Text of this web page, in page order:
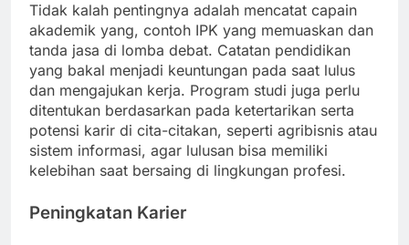
Tidak kalah pentingnya adalah mencatat capain
akademik yang, contoh IPK yang memuaskan dan
tanda jasa di lomba debat. Catatan pendidikan
yang bakal menjadi keuntungan pada saat lulus
dan mengajukan kerja. Program studi juga perlu
ditentukan berdasarkan pada ketertarikan serta
potensi karir di cita-citakan, seperti agribisnis atau
sistem informasi, agar lulusan bisa memiliki
kelebihan saat bersaing di lingkungan profesi.
Peningkatan Karier